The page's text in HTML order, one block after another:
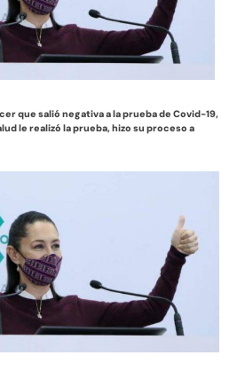
que salió negativa a la prueba de Covid-19,
le realizó la prueba,hizo su proceso a